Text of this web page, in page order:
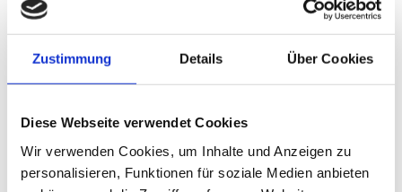
Zustimmung Details Über Cookies
Diese Webseite verwendet Cookies
Wir verwenden Cookies, um Inhalte und Anzeigen zu
personalisieren, Funktionen für soziale Medien anbieten